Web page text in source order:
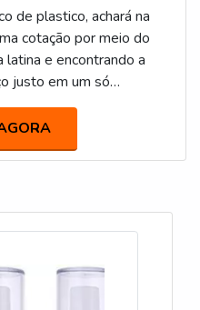
de plastico, achará na
cotação por meio do
latina e encontrando a
justo em um só
cosmético de plastico,
poderá encontrar
soluções para valorizar os
tipo de cuidado ajuda
dos materiais, além
poupar gastos